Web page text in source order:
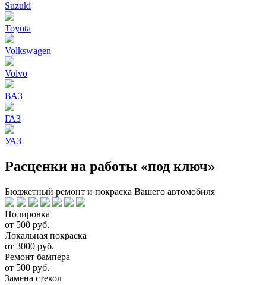
Suzuki
Toyota
Volkswagen
Volvo
ВАЗ
ГАЗ
УАЗ
Расценки на работы «под ключ»
Бюджетный ремонт и покраска Вашего автомобиля
Полировка
от 500 руб.
Локальная покраска
от 3000 руб.
Ремонт бампера
от 500 руб.
Замена стекол